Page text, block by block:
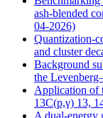
ash-blended
04-2026)
Quantization-
and cluster
Background
the
Application of
13C(p,γ) 13,
A dual-energy